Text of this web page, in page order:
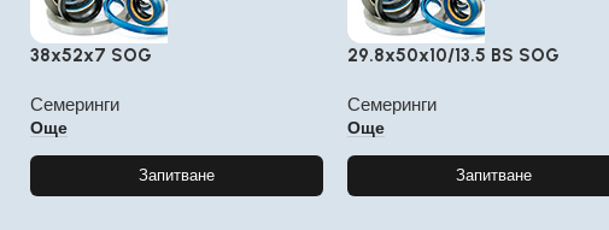
38x52x7 SOG
Семеринги
Още
Запитване
29.8x50x10/13.5 BS SOG
Семеринги
Още
Запитване